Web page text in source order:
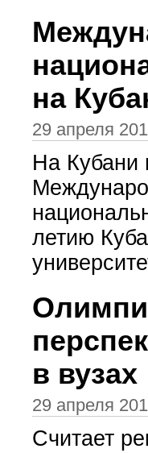
на
29 апреля
На Кубани
летию
в вузах
29 апреля
Считает